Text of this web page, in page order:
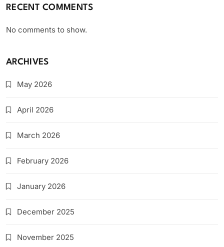
RECENT COMMENTS
No comments to show.
ARCHIVES
May 2026
April 2026
March 2026
February 2026
January 2026
December 2025
November 2025